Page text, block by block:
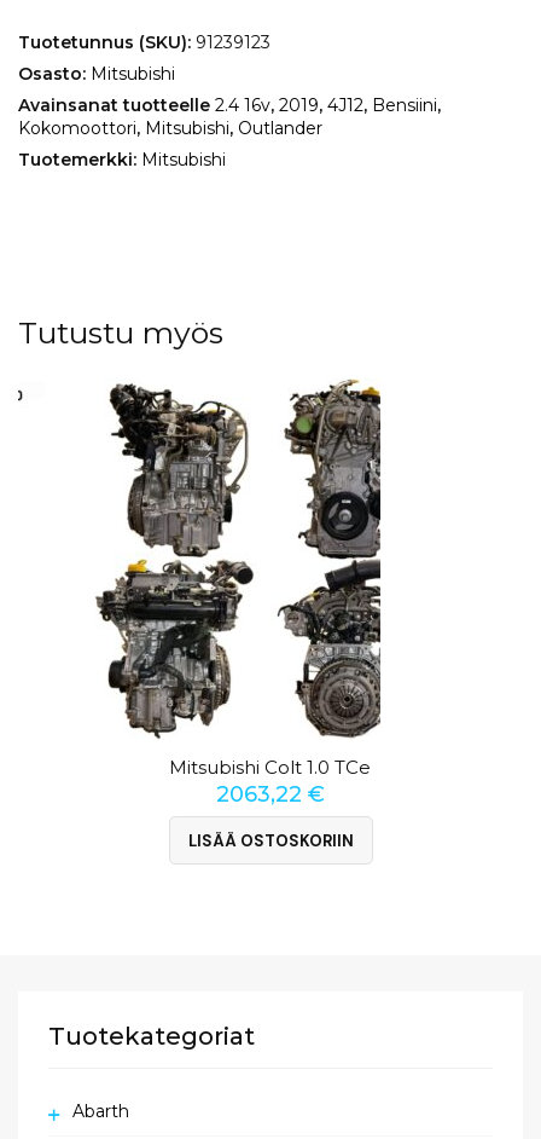
määrä
Tuotetunnus (SKU): 91239123
Osasto: Mitsubishi
Avainsanat tuotteelle 2.4 16v, 2019, 4J12, Bensiini,
Kokomoottori, Mitsubishi, Outlander
Tuotemerkki: Mitsubishi
Tutustu myös
Mitsubishi Colt 1.0 TCe
2063,22 €
LISÄÄ OSTOSKORIIN
Tuotekategoriat
Abarth